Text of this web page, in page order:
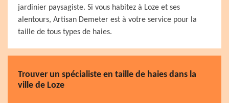
jardinier paysagiste. Si vous habitez à Loze et ses
alentours, Artisan Demeter est à votre service pour la
taille de tous types de haies.
Trouver un spécialiste en taille de haies dans la
ville de Loze